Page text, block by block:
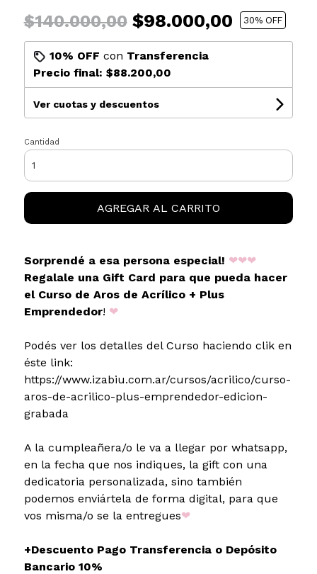
$140.000,00$98.000,00 30% OFF
10% OFF con Transferencia
Precio final: $88.200,00
Ver cuotas y descuentos
Cantidad
AGREGAR AL CARRITO
Sorprendé a esa persona especial! ❤❤❤
Regalale una Gift Card para que pueda hacer
el Curso de Aros de Acrílico + Plus
Emprendedor! ❤
Podés ver los detalles del Curso haciendo clik en
éste link:
https://www.izabiu.com.ar/cursos/acrilico/curso-
aros-de-acrilico-plus-emprendedor-edicion-
grabada
A la cumpleañera/o le va a llegar por whatsapp,
en la fecha que nos indiques, la gift con una
dedicatoria personalizada, sino también
podemos enviártela de forma digital, para que
vos misma/o se la entregues❤
+Descuento Pago Transferencia o Depósito
Bancario 10%